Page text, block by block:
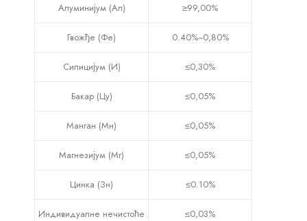
Алуминијум (Ал) ≥99,00%
Гвожђе (Фе) 0.40%~0,80%
Силицијум (И) ≤0,30%
Бакар (Цу) ≤0,05%
Манган (Мн) ≤0,05%
Магнезијум (Мг) ≤0,05%
Цинка (Зн) ≤0.10%
Индивидуалне нечистоће ≤0,03%